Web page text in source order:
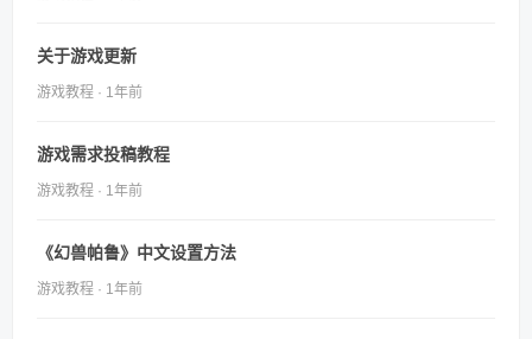
关于游戏更新
游戏教程 · 1年前
游戏需求投稿教程
游戏教程 · 1年前
《幻兽帕鲁》中文设置方法
游戏教程 · 1年前